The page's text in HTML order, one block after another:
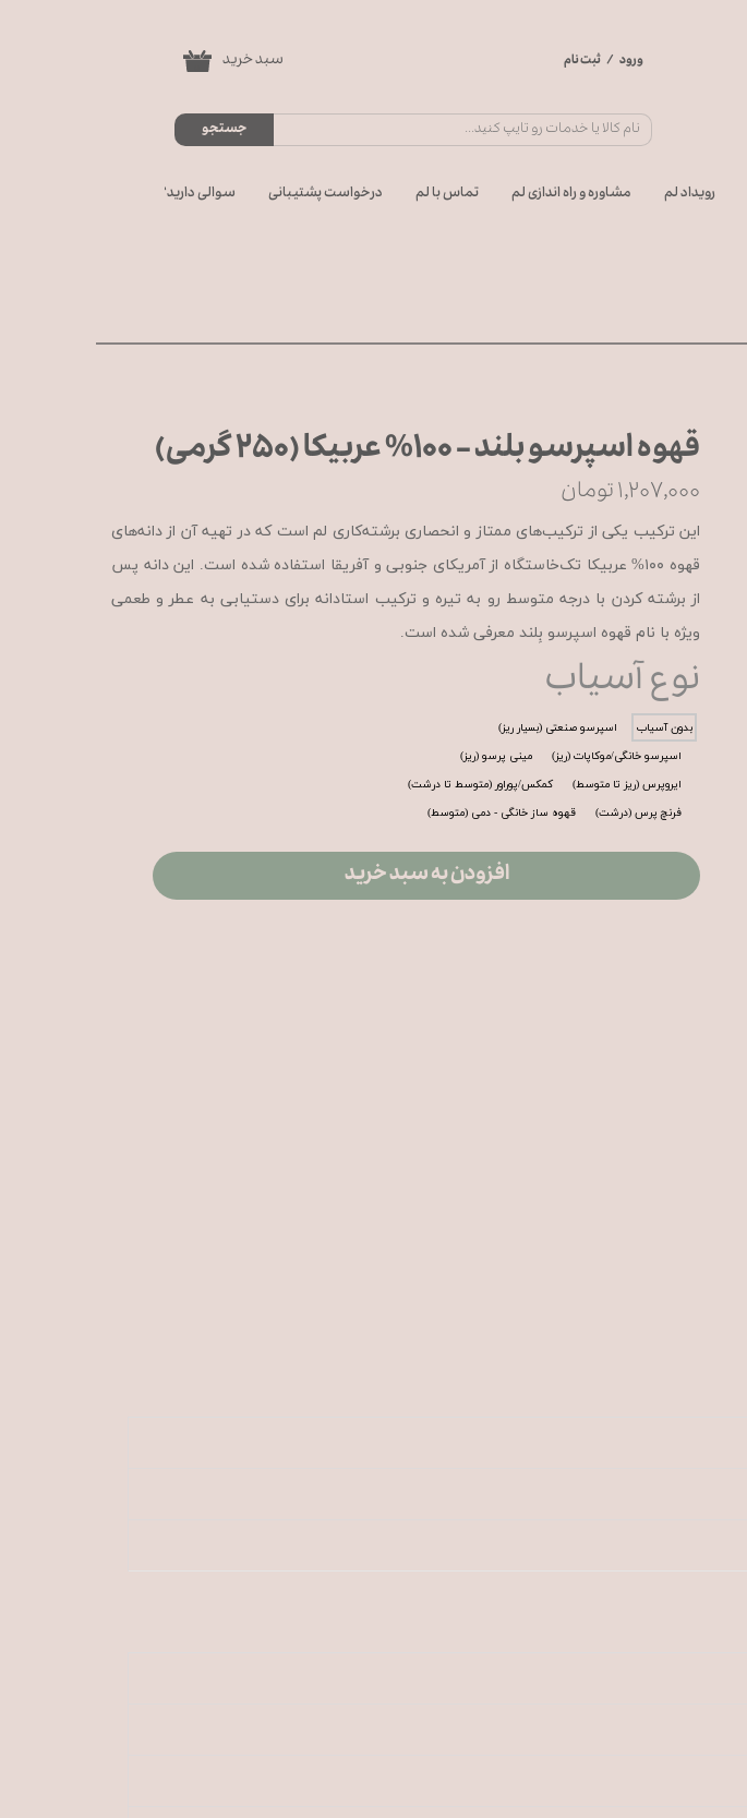
رویداد لم مشاوره و راه اندازی لم تماس با لم درخواست پشتیبانی سوالی دارید؟
ورود / ثبت نام
تغییر گذر واژه
سفارشات
۰ سبد خرید
جستجو
قهوه اسپرسو بلند - ۱۰۰% عربیکا (۲۵۰ گرمی)
۱,۲۰۷,۰۰۰ تومان
این ترکیب یکی از ترکیب‌های ممتاز و انحصاری برشته‌کاری لم است که در تهیه آن از دانه‌های
قهوه ۱۰۰% عربیکا تک‌خاستگاه از آمریکای جنوبی و آفریقا استفاده شده است. این دانه پس
از برشته‌ کردن با درجه متوسط رو به تیره و ترکیب استادانه برای دستیابی به عطر و طعمی
ویژه با نام قهوه اسپرسو بِلند معرفی شده است.
نوع آسیاب
بدون آسیاب
اسپرسو صنعتی (بسیار ریز)
اسپرسو خانگی/موکاپات (ریز)
مینی پرسو (ریز)
ایروپرس (ریز تا متوسط)
کمکس/پوراور (متوسط تا درشت)
فرنچ پرس (درشت)
قهوه ساز خانگی - دمی (متوسط)
افزودن به سبد خرید